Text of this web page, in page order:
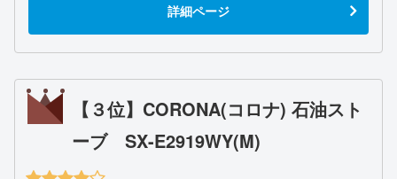
詳細ページ
【３位】CORONA(コロナ) 石油スト
ーブ SX-E2919WY(M)